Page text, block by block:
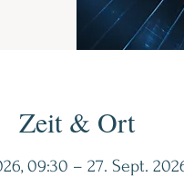
Zeit & Ort
09:30 – 27. Sept.